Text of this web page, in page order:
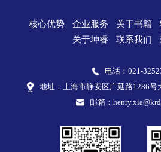
核心优势 企业服务 关于书籍
关于坤睿
联系我们
电话：021-
地址：上海市静安区广延路1286号
邮箱：